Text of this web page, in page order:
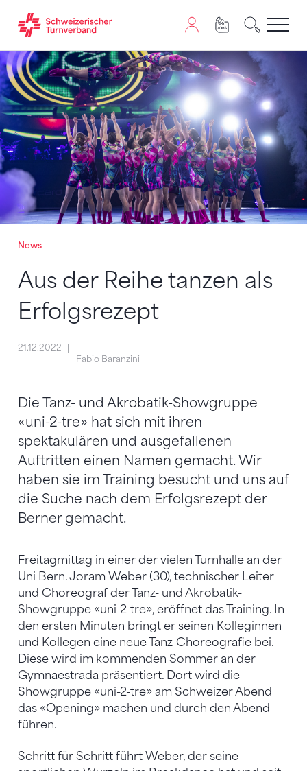
Zum Inhalt springen
Zur Sitemap navigieren
Zum Navigieren dieser Seite wird JavaScript benötigt.
News
Aus der Reihe tanzen als
Erfolgsrezept
21.12.2022
Fabio Baranzini
Die Tanz- und Akrobatik-Showgruppe
«uni-2-tre» hat sich mit ihren
spektakulären und ausgefallenen
Auftritten einen Namen gemacht. Wir
haben sie im Training besucht und uns auf
die Suche nach dem Erfolgsrezept der
Berner gemacht.
Freitagmittag in einer der vielen Turnhalle an der
Uni Bern. Joram Weber (30), technischer Leiter
und Choreograf der Tanz- und Akrobatik-
Showgruppe «uni-2-tre», eröffnet das Training. In
den ersten Minuten bringt er seinen Kolleginnen
und Kollegen eine neue Tanz-Choreografie bei.
Diese wird im kommenden Sommer an der
Gymnaestrada präsentiert. Dort wird die
Showgruppe «uni-2-tre» am Schweizer Abend
das «Opening» machen und durch den Abend
führen.
Schritt für Schritt führt Weber, der seine